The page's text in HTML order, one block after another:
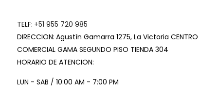
TELF: +51 955 720 985
DIRECCION: Agustín Gamarra 1275, La Victoria CENTRO
COMERCIAL GAMA SEGUNDO PISO TIENDA 304
HORARIO DE ATENCION:
LUN - SAB / 10:00 AM - 7:00 PM